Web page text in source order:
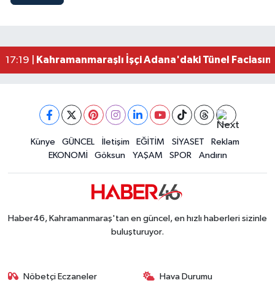
17:19 |
Kahramanmaraşlı İşçi Adana'daki Tünel
15:00 |Kahramanmaraş'ta Kayıp Çocuk Sulama
Kahramanmaraş'ta Kasten Öldürme ve Fuhşa
Çerçeve Yasa Adalet Komisyonu'ndan Geçti!
09:04 |Kahramanmaraş'taki Okul Saldırısı TBMM
Künye GÜNCEL İletişim EĞİTİM SİYASET
Reklam
EKONOMİ
Göksun YAŞAM SPOR Andırın
Haber46, Kahramanmaraş'tan en güncel, en hızlı haberleri sizinle
buluşturuyor.
Nöbetçi Eczaneler Hava Durumu